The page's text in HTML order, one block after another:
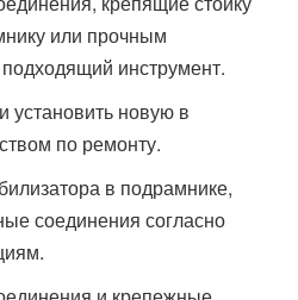
или прочным
инструмент.
установить новую в
по ремонту.
в подрамнике,
соединения согласно